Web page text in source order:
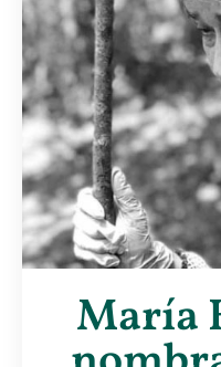
María